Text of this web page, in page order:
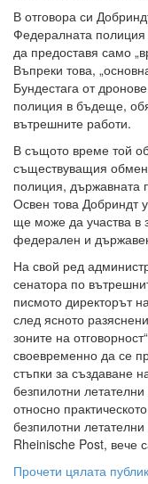
В отговора си
Федералната
да предоставя само
Въпреки това,
Бундестага от
полиция в бъдеще,
вътрешните работи.
В същото време той
съществуващия
полиция, държавната
Освен това Добриндт
ще може да участва в
федерален и
На свой ред
сенатора по
писмото директорът
след ясното
зоните на
своевременно да се
стъпки за създаване
безпилотни
относно
безпилотни
Rheinische Post, вече
Прочети цялата